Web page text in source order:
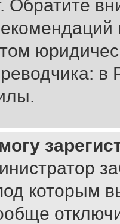
Обратите
в
которым